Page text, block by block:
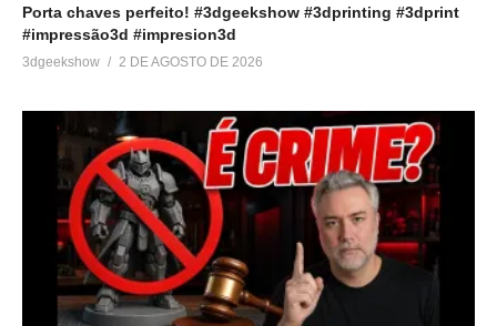
Porta chaves perfeito! #3dgeekshow #3dprinting #3dprint
#impressão3d #impresion3d
3dgeekshow 2 DE AGOSTO DE 2026